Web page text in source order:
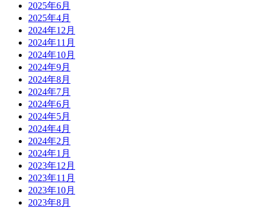
2025年6月
2025年4月
2024年12月
2024年11月
2024年10月
2024年9月
2024年8月
2024年7月
2024年6月
2024年5月
2024年4月
2024年2月
2024年1月
2023年12月
2023年11月
2023年10月
2023年8月